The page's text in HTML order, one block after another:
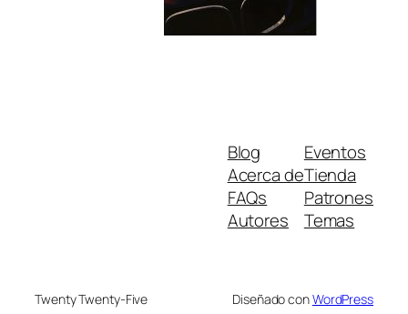
Blog
Acerca de
FAQs
Autores
Eventos
Tienda
Patrones
Temas
Twenty Twenty-Five Diseñado conWordPress